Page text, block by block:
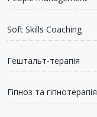
Soft Skills Coaching
Гештальт-терапія
Гіпноз та гіпнотерапія